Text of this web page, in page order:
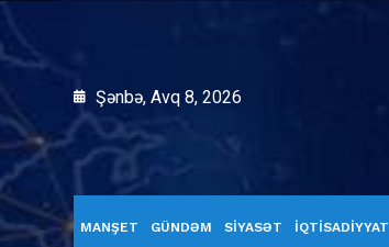
Şənbə, Avq 8, 2026
MANŞET GÜNDƏM SİYASƏT İQTİSADİYYAT